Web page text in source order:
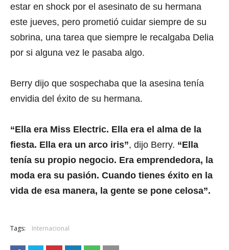
estar en shock por el asesinato de su hermana
este jueves, pero prometió cuidar siempre de su
sobrina, una tarea que siempre le recalgaba Delia
por si alguna vez le pasaba algo.
Berry dijo que sospechaba que la asesina tenía
envidia del éxito de su hermana.
“Ella era Miss Electric. Ella era el alma de la
fiesta. Ella era un arco iris”, dijo Berry. “Ella
tenía su propio negocio. Era emprendedora, la
moda era su pasión. Cuando tienes éxito en la
vida de esa manera, la gente se pone celosa”.
Tags: Internacional